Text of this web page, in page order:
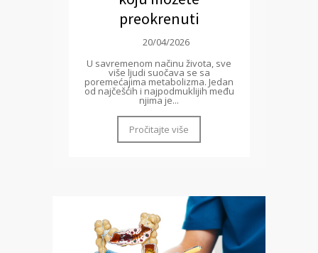
preokrenuti
20/04/2026
U savremenom načinu života, sve
više ljudi suočava se sa
poremećajima metabolizma. Jedan
od najčešćih i najpodmuklijih među
njima je...
Pročitajte više